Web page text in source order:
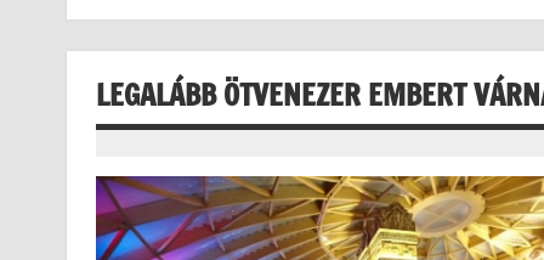
LEGALÁBB ÖTVENEZER EMBERT